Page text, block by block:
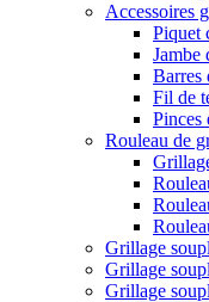
Accessoires
Piquet
Jambe
Barres
Fil de
Pinces
Rouleau de
Grillage
Grillage
Grillage